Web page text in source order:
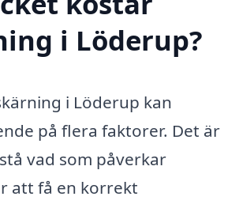
i Löderup?
i Löderup kan
på flera faktorer. Det är
vad som påverkar
att få en korrekt